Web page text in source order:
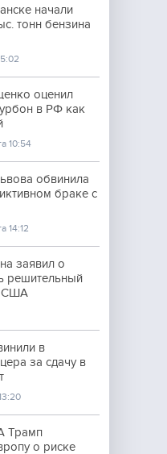
начали
тонн бензина
оценил
в РФ как
10:54
обвинила
браке с
14:12
заявил о
решительный
США
в
за сдачу в
Трамп
о риске